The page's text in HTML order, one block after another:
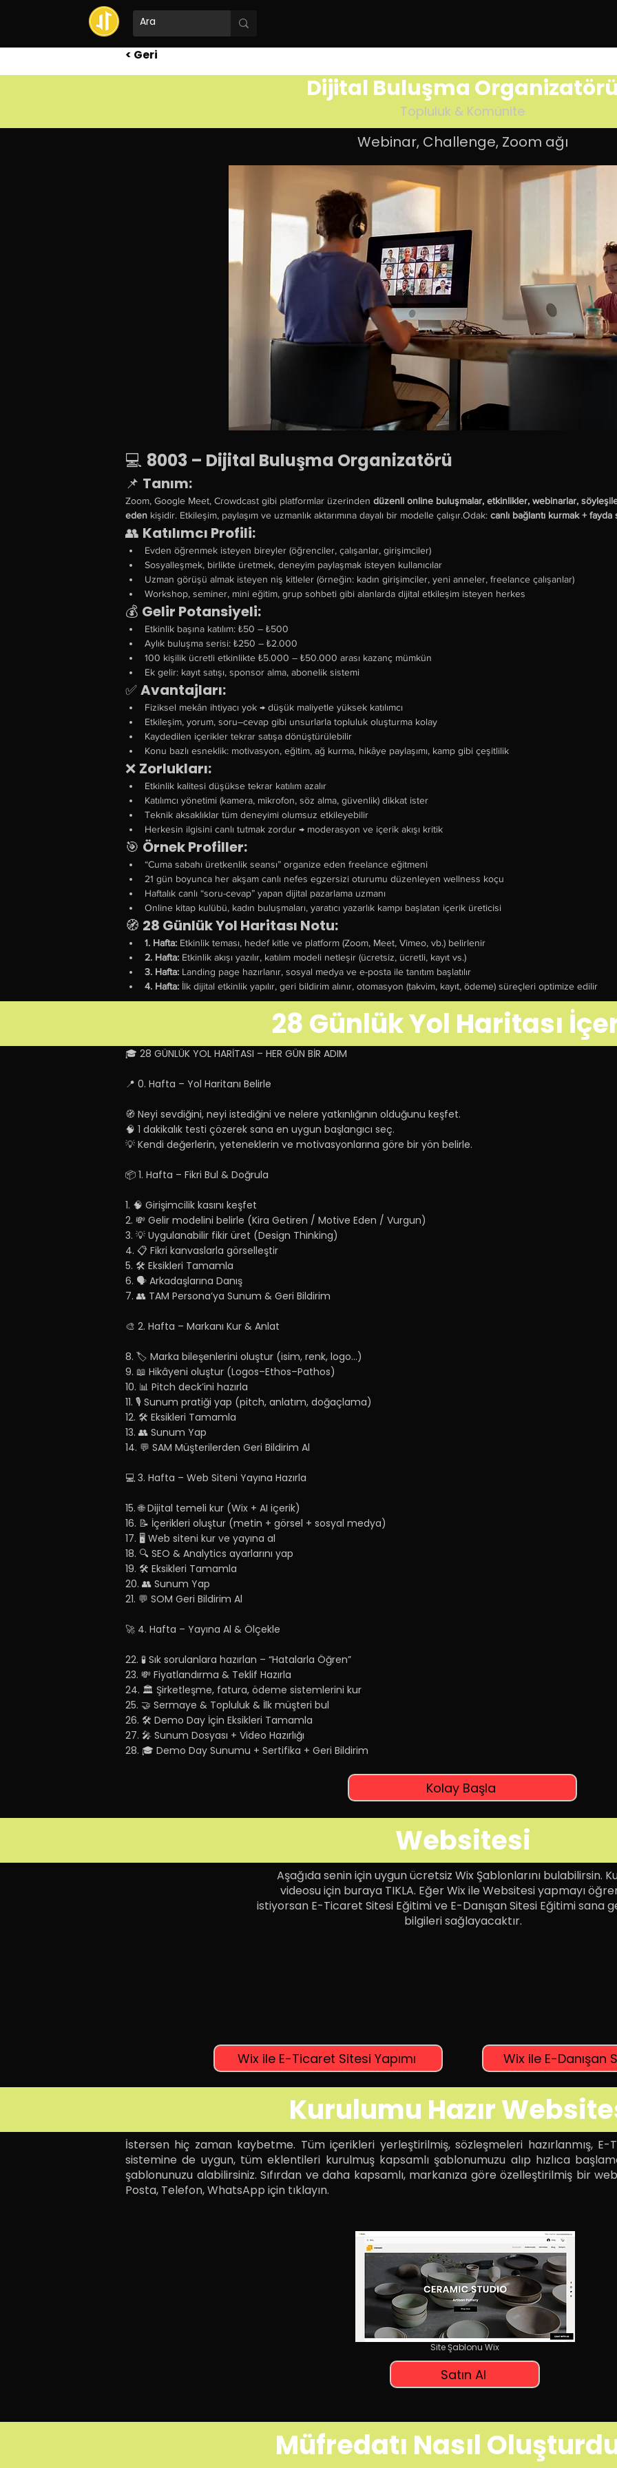
< Geri
Dijital Buluşma
Topluluk & Komünite
Webinar, Challenge, Zoom ağı
💻 8003 – Dijital Buluşma Organizatörü
📌 Tanım:
Zoom, Google Meet, Crowdcast gibi platformlar üzerinden düzenli online buluşmalar, etkinlikler, webinarlar,
eden kişidir. Etkileşim, paylaşım ve uzmanlık aktarımına dayalı bir modelle çalışır.Odak: canlı bağlantı kurmak +
👥 Katılımcı Profili:
Evden öğrenmek isteyen bireyler (öğrenciler, çalışanlar, girişimciler)
Sosyalleşmek, birlikte üretmek, deneyim paylaşmak isteyen kullanıcılar
Uzman görüşü almak isteyen niş kitleler (örneğin: kadın girişimciler, yeni anneler, freelance çalışanlar)
Workshop, seminer, mini eğitim, grup sohbeti gibi alanlarda dijital etkileşim isteyen herkes
💰 Gelir Potansiyeli:
Etkinlik başına katılım: ₺50 – ₺500
Aylık buluşma serisi: ₺250 – ₺2.000
100 kişilik ücretli etkinlikte ₺5.000 – ₺50.000 arası kazanç mümkün
Ek gelir: kayıt satışı, sponsor alma, abonelik sistemi
✅ Avantajları:
Fiziksel mekân ihtiyacı yok → düşük maliyetle yüksek katılımcı
Etkileşim, yorum, soru–cevap gibi unsurlarla topluluk oluşturma kolay
Kaydedilen içerikler tekrar satışa dönüştürülebilir
Konu bazlı esneklik: motivasyon, eğitim, ağ kurma, hikâye paylaşımı, kamp gibi çeşitlilik
❌ Zorlukları:
Etkinlik kalitesi düşükse tekrar katılım azalır
Katılımcı yönetimi (kamera, mikrofon, söz alma, güvenlik) dikkat ister
Teknik aksaklıklar tüm deneyimi olumsuz etkileyebilir
Herkesin ilgisini canlı tutmak zordur → moderasyon ve içerik akışı kritik
🎯 Örnek Profiller:
“Cuma sabahı üretkenlik seansı” organize eden freelance eğitmeni
21 gün boyunca her akşam canlı nefes egzersizi oturumu düzenleyen wellness koçu
Haftalık canlı “soru-cevap” yapan dijital pazarlama uzmanı
Online kitap kulübü, kadın buluşmaları, yaratıcı yazarlık kampı başlatan içerik üreticisi
🧭 28 Günlük Yol Haritası Notu:
1. Hafta: Etkinlik teması, hedef kitle ve platform (Zoom, Meet, Vimeo, vb.) belirlenir
2. Hafta: Etkinlik akışı yazılır, katılım modeli netleşir (ücretsiz, ücretli, kayıt vs.)
3. Hafta: Landing page hazırlanır, sosyal medya ve e-posta ile tanıtım başlatılır
4. Hafta: İlk dijital etkinlik yapılır, geri bildirim alınır, otomasyon (takvim, kayıt, ödeme) süreçleri optimize edilir
28 Günlük Yol Haritası
🎓 28 GÜNLÜK YOL HARİTASI – HER GÜN BİR ADIM
📍 0. Hafta – Yol Haritanı Belirle
🧭 Neyi sevdiğini, neyi istediğini ve nelere yatkınlığının olduğunu keşfet.
🧠 1 dakikalık testi çözerek sana en uygun başlangıcı seç.
💡 Kendi değerlerin, yeteneklerin ve motivasyonlarına göre bir yön belirle.
📦 1. Hafta – Fikri Bul & Doğrula
1. 🧠 Girişimcilik kasını keşfet
2. 💸 Gelir modelini belirle (Kira Getiren / Motive Eden / Vurgun)
3. 💡 Uygulanabilir fikir üret (Design Thinking)
4. 📋 Fikri kanvaslarla görselleştir
5. 🛠️ Eksikleri Tamamla
6. 🗣️ Arkadaşlarına Danış
7. 👥 TAM Persona’ya Sunum & Geri Bildirim
🎨 2. Hafta – Markanı Kur & Anlat
8. 🏷️ Marka bileşenlerini oluştur (isim, renk, logo...)
9. 📖 Hikâyeni oluştur (Logos–Ethos–Pathos)
10. 📊 Pitch deck’ini hazırla
11. 🎙️ Sunum pratiği yap (pitch, anlatım, doğaçlama)
12. 🛠️ Eksikleri Tamamla
13. 👥 Sunum Yap
14. 💬 SAM Müşterilerden Geri Bildirim Al
💻 3. Hafta – Web Siteni Yayına Hazırla
15. 🌐 Dijital temeli kur (Wix + AI içerik)
16. 📝 İçerikleri oluştur (metin + görsel + sosyal medya)
17. 🖥️ Web siteni kur ve yayına al
18. 🔍 SEO & Analytics ayarlarını yap
19. 🛠️ Eksikleri Tamamla
20. 👥 Sunum Yap
21. 💬 SOM Geri Bildirim Al
🚀 4. Hafta – Yayına Al & Ölçekle
22. 🧪 Sık sorulanlara hazırlan – “Hatalarla Öğren”
23. 💸 Fiyatlandırma & Teklif Hazırla
24. 🏛️ Şirketleşme, fatura, ödeme sistemlerini kur
25. 🤝 Sermaye & Topluluk & İlk müşteri bul
26. 🛠️ Demo Day İçin Eksikleri Tamamla
27. 🎤 Sunum Dosyası + Video Hazırlığı
28. 🎓 Demo Day Sunumu + Sertifika + Geri Bildirim
Kolay Başla
Websitesi
Aşağıda senin için uygun ücretsiz Wix Şablonlarını bulabilirsin.
videosu için buraya TIKLA. Eğer Wix ile Websitesi yapmayı
istiyorsan E-Ticaret Sitesi Eğitimi ve E-Danışan Sitesi Eğitimi sana
bilgileri sağlayacaktır.
Wix ile E-Ticaret Sitesi Yapımı Wix ile E-Danışan
Kurulumu Hazır
İstersen hiç zaman kaybetme. Tüm içerikleri yerleştirilmiş, sözleşmeleri hazırlanmış, E-
sistemine de uygun, tüm eklentileri kurulmuş kapsamlı şablonumuzu alıp hızlıca
şablonunuzu alabilirsiniz. Sıfırdan ve daha kapsamlı, markanıza göre özelleştirilmiş bir
Posta, Telefon, WhatsApp için tıklayın.
Site Şablonu Wix
Satın Al
Müfredatı Nasıl